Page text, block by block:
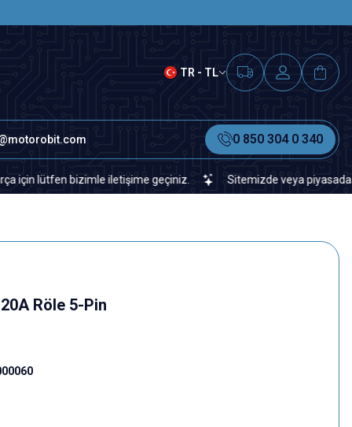
TR - TL
0 850 304 0 340
lütfen bizimle iletişime geçiniz. Sitemizde veya piyasada
Röle 5-Pin